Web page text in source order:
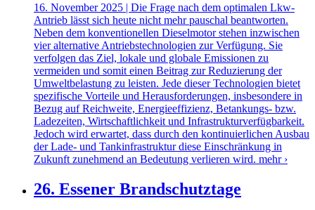
16. November 2025 | Die Frage nach dem optimalen Lkw-
Antrieb lässt sich heute nicht mehr pauschal beantworten.
Neben dem konventionellen Dieselmotor stehen inzwischen
vier alternative Antriebstechnologien zur Verfügung. Sie
verfolgen das Ziel, lokale und globale Emissionen zu
vermeiden und somit einen Beitrag zur Reduzierung der
Umweltbelastung zu leisten. Jede dieser Technologien bietet
spezifische Vorteile und Herausforderungen, insbesondere in
Bezug auf Reichweite, Energieeffizienz, Betankungs- bzw.
Ladezeiten, Wirtschaftlichkeit und Infrastrukturverfügbarkeit.
Jedoch wird erwartet, dass durch den kontinuierlichen Ausbau
der Lade- und Tankinfrastruktur diese Einschränkung in
Zukunft zunehmend an Bedeutung verlieren wird. mehr ›
26. Essener Brandschutztage